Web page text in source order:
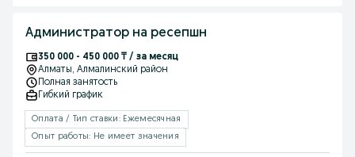
Администратор на ресепшн
350 000 - 450 000 ₸ / за месяц
Алматы, Алмалинский район
Полная занятость
Гибкий график
Оплата / Тип ставки: Ежемесячная
Опыт работы: Не имеет значения